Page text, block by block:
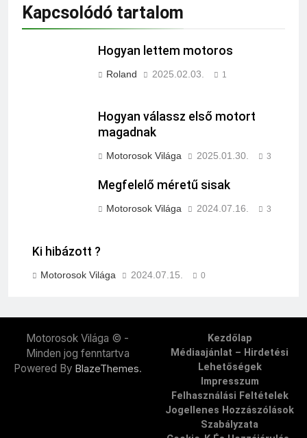
Kapcsolódó tartalom
Hogyan lettem motoros
Roland 2025.02.03. 1
Hogyan válassz első motort
magadnak
Motorosok Világa 2025.01.30. 3
Megfelelő méretű sisak
Motorosok Világa 2024.07.16. 3
Ki hibázott ?
Motorosok Világa 2024.07.15. 0
Motorosok Világa © -
Minden jog fenntartva
Powered By BlazeThemes.
Kezdőlap
Médiaajánlat – Hirdetési
Lehetőségek
Impresszum
Felhasználási Feltételek
Jogellenes Hozzászólások
Szabályzata